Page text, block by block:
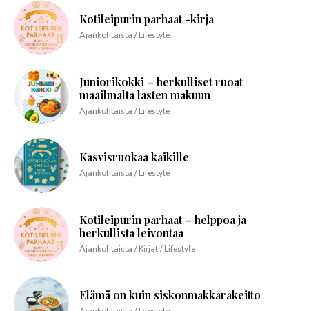
Kotileipurin parhaat -kirja
Ajankohtaista / Lifestyle
Juniorikokki – herkulliset ruoat
maailmalta lasten makuun
Ajankohtaista / Lifestyle
Kasvisruokaa kaikille
Ajankohtaista / Lifestyle
Kotileipurin parhaat – helppoa ja
herkullista leivontaa
Ajankohtaista / Kirjat / Lifestyle
Elämä on kuin siskonmakkarakeitto